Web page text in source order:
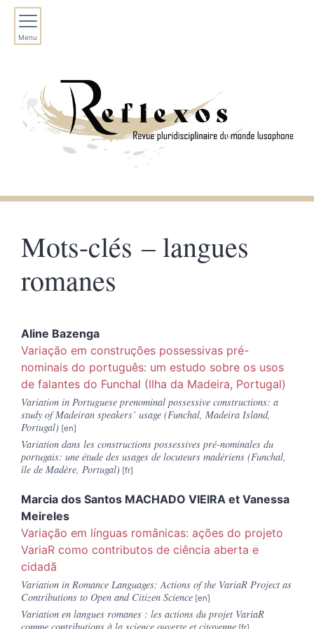
Menu
Mots-clés – langues
romanes
Aline Bazenga
Variação em construções possessivas pré-
nominais do português: um estudo sobre os usos
de falantes do Funchal (Ilha da Madeira, Portugal)
Variation in Portuguese prenominal possessive constructions: a
study of Madeiran speakers’ usage (Funchal, Madeira Island,
Portugal)
Variation dans les constructions possessives pré-nominales du
portugais: une étude des usages de locuteurs madériens (Funchal,
île de Madère, Portugal)
Marcia dos Santos MACHADO VIEIRA et Vanessa
Meireles
Variação em línguas românicas: ações do projeto
VariaR como contributos de ciência aberta e
cidadã
Variation in Romance Languages: Actions of the VariaR Project as
Contributions to Open and Citizen Science
Variation en langues romanes : les actions du projet VariaR